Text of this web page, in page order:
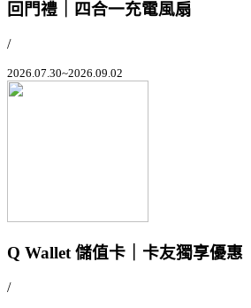
回門禮｜四合一充電風扇
/
2026.07.30~2026.09.02
Q Wallet 儲值卡｜卡友獨享優惠
/